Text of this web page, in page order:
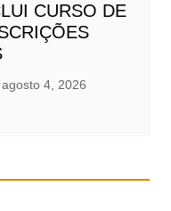
CURSO DE
agosto 4, 2026